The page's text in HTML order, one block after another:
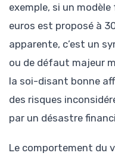
exemple, si un
euros est proposé à
apparente, c’est un
ou de défaut majeur
la soi-disant bonne
des risques
par un désastre
Le comportement du